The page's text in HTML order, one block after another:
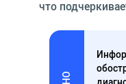
что